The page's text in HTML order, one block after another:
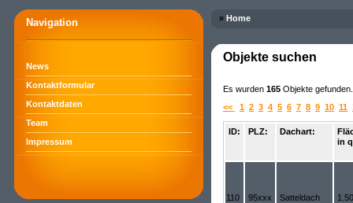
Navigation
News
Kontaktformular
Kontaktdaten
Team
Impressum
» Home
Objekte suchen
Es wurden 165 Objekte
<<
1 2 3 4 5 6 7 8 9 10 11
ID: PLZ: Dachart:
in
110 95xxx Satteldach